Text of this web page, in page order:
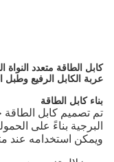
كابل الطاقة متعدد
عربة الكابل الرفيع وطبل
بناء كابل الطاقة
تم تصميم كابل الطاقة
البرجية بناءً على
ويمكن استخدامه عند متوسط